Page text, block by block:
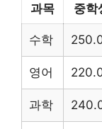
과목 중학
수학
영어
과학